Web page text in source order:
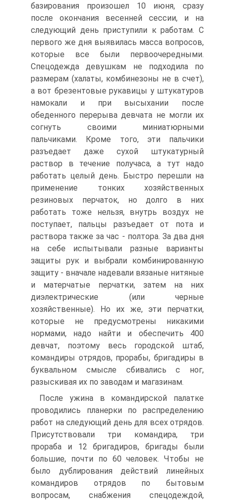
базирования произошел 10 июня, сразу
после окончания весенней сессии, и на
следующий день приступили к работам. C
первого же дня выявилась масса вопросов,
которые все были первоочередными.
Спецодежда девушкам не подходила по
размерам (халаты, комбинезоны не в счет),
а вот брезентовые рукавицы у штукатуров
намокали и при высыхании после
обеденного перерыва девчата не могли их
согнуть своими миниатюрными
пальчиками. Кроме того, эти пальчики
разъедает даже сухой штукатурный
раствор в течение получаса, а тут надо
работать целый день. Быстро перешли на
применение тонких хозяйственных
резиновых перчаток, но долго в них
работать тоже нельзя, внутрь воздух не
поступает, пальцы разъедает от пота и
раствора также за час - полтора. За два дня
на себе испытывали разные варианты
защиты рук и выбрали комбинированную
защиту - вначале надевали вязаные нитяные
и матерчатые перчатки, затем на них
диэлектрические (или черные
хозяйственные). Но их же, эти перчатки,
которые не предусмотрены никакими
нормами, надо найти и обеспечить 400
девчат, поэтому весь городской штаб,
командиры отрядов, прорабы, бригадиры в
буквальном смысле сбивались с ног,
разыскивая их по заводам и магазинам.
После ужина в командирской палатке
проводились планерки по распределению
работ на следующий день для всех отрядов.
Присутствовали три командира, три
прораба и 12 бригадиров, бригады были
большие, почти по 60 человек. Чтобы не
было дублирования действий линейных
командиров отрядов по бытовым
вопросам, снабжения спецодеждой,